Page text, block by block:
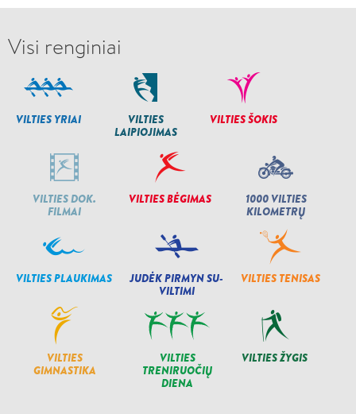
Visi renginiai
VILTIES YRIAI
VILTIES
LAIPIOJIMAS
VILTIES ŠOKIS
VILTIES DOK.
FILMAI
VILTIES BĖGIMAS
1000 VILTIES
KILOMETRŲ
VILTIES PLAUKIMAS
JUDĖK PIRMYN SU-
VILTIMI
VILTIES TENISAS
VILTIES
GIMNASTIKA
VILTIES
TRENIRUOČIŲ
DIENA
VILTIES ŽYGIS